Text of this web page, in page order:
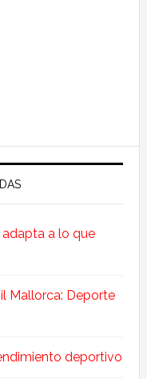
adapta a lo que
Mallorca: Deporte
deportivo